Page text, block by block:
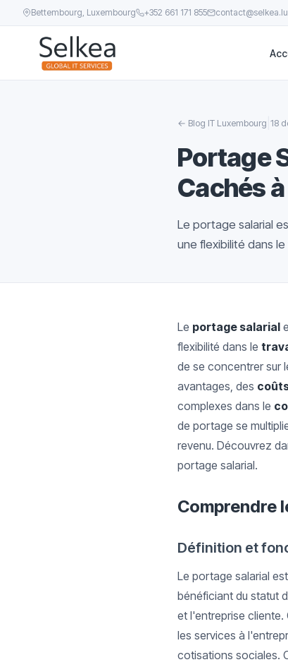
Bettembourg, Luxembourg +352 661 171 855 contact@selkea.lu
← Blog IT Luxembourg 18
Portage
Cachés
Le portage salarial
une flexibilité dans
Le portage salarial
flexibilité dans le
de se concentrer sur
avantages, des
complexes dans le
de portage se
revenu. Découvrez
portage salarial.
Comprendre
Définition et
Le portage salarial
bénéficiant du statut
et l'entreprise
les services à
cotisations sociales.